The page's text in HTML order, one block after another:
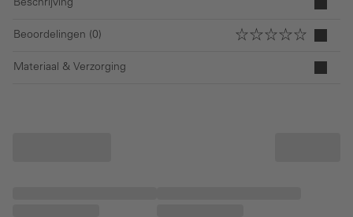
Beschrijving
Beoordelingen (0)
Materiaal & Verzorging